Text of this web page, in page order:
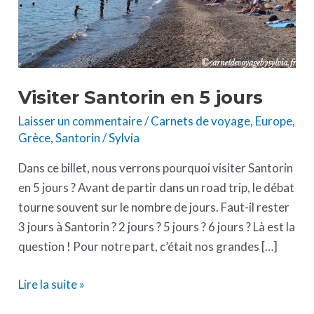
Visiter Santorin en 5 jours
Laisser un commentaire/Carnets de voyage, Europe,
Grèce,Santorin/Sylvia
Dans ce billet, nous verrons pourquoi visiter Santorin
en 5 jours ? Avant de partir dans un road trip, le débat
tourne souvent sur le nombre de jours. Faut-il rester
3 jours à Santorin ? 2 jours ? 5 jours ? 6 jours ? Là est la
question ! Pour notre part, c’était nos grandes […]
Lire la suite »